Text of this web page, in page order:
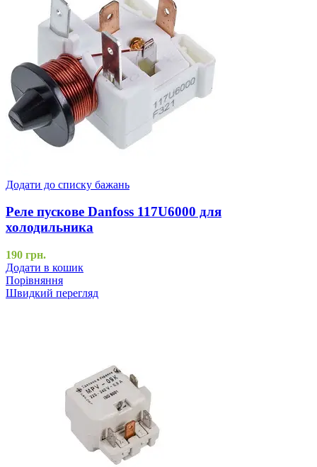
Додати до списку бажань
Реле пускове Danfoss 117U6000 для
холодильника
190 грн.
Додати в кошик
Порівняння
Швидкий перегляд